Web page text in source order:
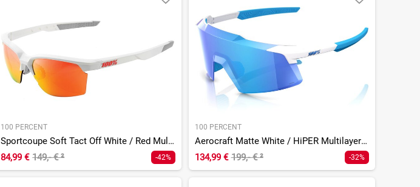
100 PERCENT
Sportcoupe Soft Tact Off White / Red Multilayer Mirror Lens
84,99 € 149,- €² -42%
100 PERCENT
Aerocraft Matte White / HiPER Multilayer Mirror Lens
134,99 € 199,- €² -32%